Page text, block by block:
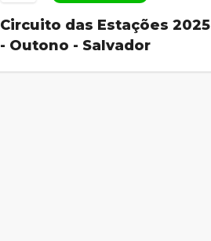
Circuito das Estações 2025
- Outono - Salvador